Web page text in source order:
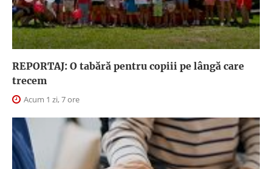
REPORTAJ: O tabără pentru copiii pe lângă care
trecem
Acum 1 zi, 7 ore